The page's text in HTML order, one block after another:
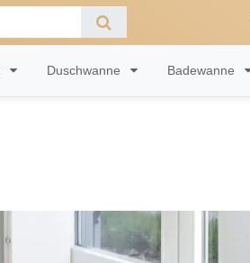
Duschwanne Badewanne